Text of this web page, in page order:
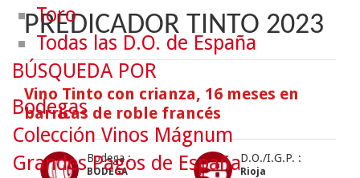
PREDICADOR TINTO 2023
Vino Tinto con crianza, 16 meses en
barricas de roble francés
Bodega :
BODEGA
D.O./I.G.P. :
Rioja
Toro
Todas las D.O. de España
BÚSQUEDA POR
Bodegas
Colección Vinos Mágnum
Grandes Pagos de España